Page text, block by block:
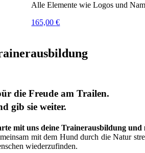
Alle Elemente wie Logos und
165,00€
die Freude am Trailen.
gib sie weiter.
mit uns deine Trainerausbildung
mit dem Hund durch die Natur
wiederzufinden.